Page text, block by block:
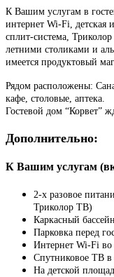
К Вашим услугам в
интернет Wi-Fi, детская
сплит-система,
летними столиками и
имеется продуктовый
Рядом расположены:
кафе, столовые, аптека.
Гостевой дом “Корвет”
Дополнительно:
К Вашим услугам
2-х разовое
Триколор ТВ)
Каркасный бассейн
Парковка перед
Интернет Wi-Fi во
Спутниковое ТВ в
На детской